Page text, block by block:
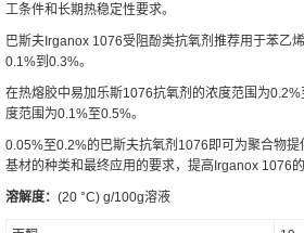
工条件和长期热稳定性要求。
巴斯夫Irganox 1076受阻酚类抗氧剂推荐用于苯乙
0.1%到0.3%。
在热熔胶中易加乐斯1076抗氧剂的浓度范围为
度范围为0.1%至0.5%。
0.05%至0.2%的巴斯夫抗氧剂1076即可为聚合物
基材的种类和最终应用的要求，提高Irganox 1076的
溶解度： (20 °C) g/100g溶液